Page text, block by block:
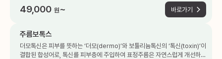
49,000 원 ~ 바로가기
주름보톡스
더모톡신은 피부를 뜻하는 ‘더모(dermo)’와 보툴리늄톡신의 ‘톡신(toxin)’이
결합된 합성어로, 톡신를 피부층에 주입하여 표정주름은 자연스럽게 개선하고